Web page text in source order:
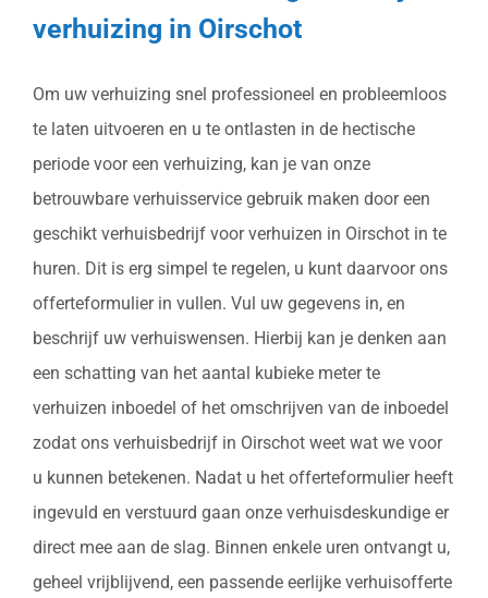
verhuizing in Oirschot
Om uw verhuizing snel professioneel en probleemloos
te laten uitvoeren en u te ontlasten in de hectische
periode voor een verhuizing, kan je van onze
betrouwbare verhuisservice gebruik maken door een
geschikt verhuisbedrijf voor verhuizen in Oirschot in te
huren. Dit is erg simpel te regelen, u kunt daarvoor ons
offerteformulier in vullen. Vul uw gegevens in, en
beschrijf uw verhuiswensen. Hierbij kan je denken aan
een schatting van het aantal kubieke meter te
verhuizen inboedel of het omschrijven van de inboedel
zodat ons verhuisbedrijf in Oirschot weet wat we voor
u kunnen betekenen. Nadat u het offerteformulier heeft
ingevuld en verstuurd gaan onze verhuisdeskundige er
direct mee aan de slag. Binnen enkele uren ontvangt u,
geheel vrijblijvend, een passende eerlijke verhuisofferte